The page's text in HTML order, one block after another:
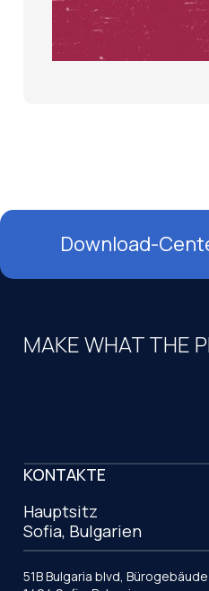
Download-
MAKE WHAT THE
KONTAKTE
Hauptsitz
Sofia, Bulgarien
51B Bulgaria blvd,